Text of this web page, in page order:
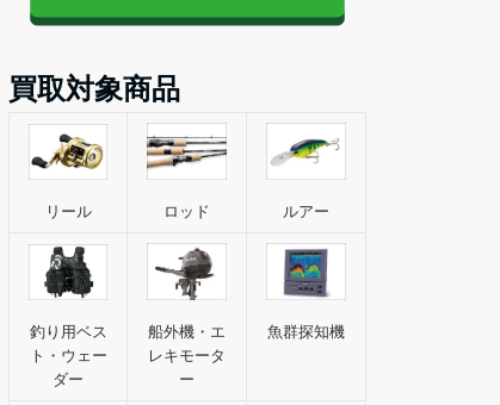
買取対象商品
リール ロッド ルアー
釣り用ベス
ト・ウェー
ダー
船外機・エ
レキモータ
ー
魚群探知機